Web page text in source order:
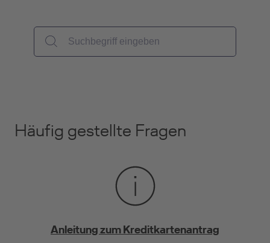
Häufig gestellte Fragen
Anleitung zum Kreditkartenantrag